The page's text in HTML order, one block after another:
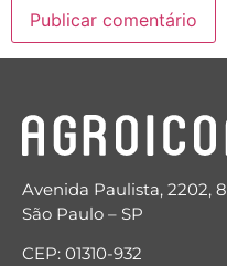
Avenida Paulista, 2202,
São Paulo – SP
CEP: 01310-932